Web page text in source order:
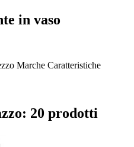
in vaso
Marche Caratteristiche
20 prodotti